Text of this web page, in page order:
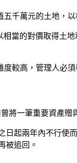
千萬元的土地，
當的對價取得土
度較高，管理人必
將一筆重要資產
日起兩年內不行使
被追回。